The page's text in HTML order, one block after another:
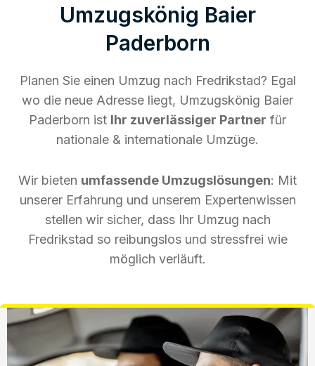
Umzugskönig Baier
Paderborn
Planen Sie einen Umzug nach Fredrikstad? Egal
wo die neue Adresse liegt, Umzugskönig Baier
Paderborn ist Ihr zuverlässiger Partner für
nationale & internationale Umzüge.
Wir bieten umfassende Umzugslösungen: Mit
unserer Erfahrung und unserem Expertenwissen
stellen wir sicher, dass Ihr Umzug nach
Fredrikstad so reibungslos und stressfrei wie
möglich verläuft.